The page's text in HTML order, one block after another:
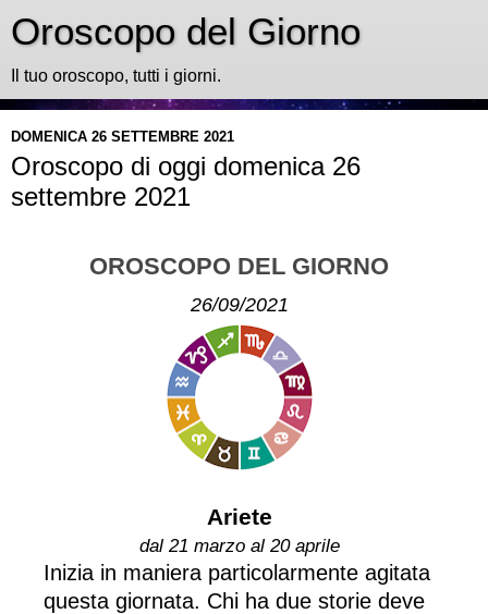
Oroscopo del Giorno
Il tuo oroscopo, tutti i giorni.
DOMENICA 26 SETTEMBRE 2021
Oroscopo di oggi domenica 26
settembre 2021
OROSCOPO DEL GIORNO
26/09/2021
Ariete
dal 21 marzo al 20 aprile
Inizia in maniera particolarmente agitata
questa giornata. Chi ha due storie deve